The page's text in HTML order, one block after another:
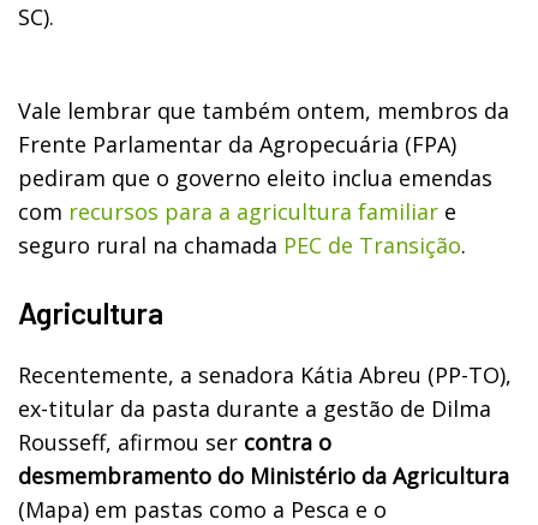
SC).
Vale lembrar que também ontem, membros da
Frente Parlamentar da Agropecuária (FPA)
pediram que o governo eleito inclua emendas
com recursos para a agricultura familiar e
seguro rural na chamada PEC de Transição.
Agricultura
Recentemente, a senadora Kátia Abreu (PP-TO),
ex-titular da pasta durante a gestão de Dilma
Rousseff, afirmou ser contra o
desmembramento do Ministério da Agricultura
(Mapa) em pastas como a Pesca e o